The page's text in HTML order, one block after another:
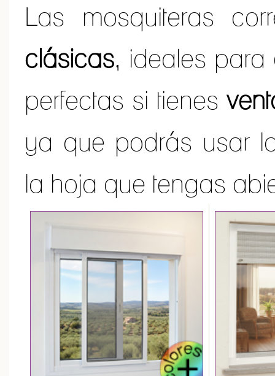
Las mosquiteras
clásicas, ideales para
perfectas si tienes
ya que podrás usar
la hoja que tengas